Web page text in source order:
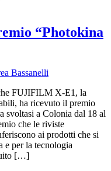
“Photokina
Bassanelli
FUJIFILM X-E1, la
ha ricevuto il premio
svoltasi a Colonia dal 18 al
che le riviste
ai prodotti che si
e per la tecnologia
[…]